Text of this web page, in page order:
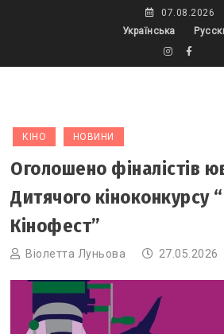
07.08.2026
Українська
КІНО НОВИНИ
Оголошено фіналістів
Дитячого кіноконкурсу
Кінофест”
Віолетта Луньова 27.05.2026